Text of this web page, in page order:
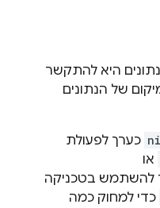
היא להתקשר
של הנתונים
כערך לפעולת
או
להשתמש בטכניקה
כדי למחוק כמה